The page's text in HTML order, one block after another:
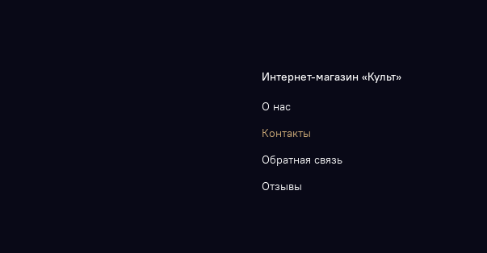
Интернет-магазин «Культ»
О нас
Контакты
Обратная связь
Отзывы